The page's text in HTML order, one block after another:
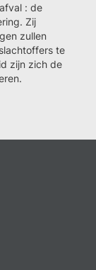
: de
Zij
zullen
te
zijn zich de